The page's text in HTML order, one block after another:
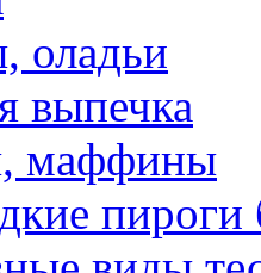
оладьи
выпечка
маффины
пироги